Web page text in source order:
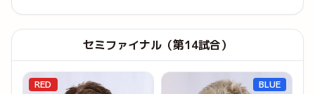
セミファイナル（第14試合）
RED BLUE